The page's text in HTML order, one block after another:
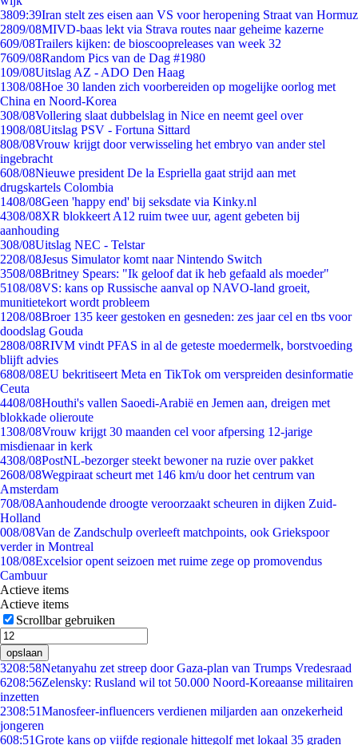
3809:39Iran stelt zes eisen aan VS voor heropening Straat van Hormuz
2809/08MIVD-baas lekt via Strava routes naar geheime kazerne
609/08Trailers kijken: de bioscoopreleases van week 32
7609/08Random Pics van de Dag #1980
109/08Uitslag AZ - ADO Den Haag
1308/08Hoe 30 landen zich voorbereiden op mogelijke oorlog met
China en Noord-Korea
308/08Vollering slaat dubbelslag in Nice en neemt geel over
1908/08Uitslag PSV - Fortuna Sittard
808/08Vrouw krijgt door verwisseling het embryo van ander stel
ingebracht
608/08Nieuwe president De la Espriella gaat strijd aan met
drugskartels Colombia
1408/08Geen 'happy end' bij seksdate via Kinky.nl
4308/08XR blokkeert A12 ruim twee uur, agent gebeten bij
aanhouding
308/08Uitslag NEC - Telstar
2208/08Jesus Simulator komt naar Nintendo Switch
3508/08Britney Spears: "Ik geloof dat ik heb gefaald als moeder"
5108/08VS: kans op Russische aanval op NAVO-land groeit,
munitietekort wordt probleem
1208/08Broer 135 keer gestoken en gesneden: zes jaar cel en tbs voor
doodslag Gouda
2808/08RIVM vindt PFAS in al de geteste moedermelk, borstvoeding
blijft advies
6808/08EU bekritiseert Meta en TikTok om verspreiden desinformatie
Ceuta
4408/08Houthi's vallen Saoedi-Arabië en Jemen aan, dreigen met
blokkade olieroute
1308/08Vrouw krijgt 30 maanden cel voor afpersing 12-jarige
misdienaar in kerk
4308/08PostNL-bezorger steekt bewoner na ruzie over pakket
2608/08Wegpiraat scheurt met 146 km/u door het centrum van
Amsterdam
708/08Aanhoudende droogte veroorzaakt scheuren in dijken Zuid-
Holland
008/08Van de Zandschulp overleeft matchpoints, ook Griekspoor
verder in Montreal
108/08Excelsior opent seizoen met ruime zege op promovendus
Cambuur
Actieve items
Actieve items
Scrollbar gebruiken
opslaan
3208:58Netanyahu zet streep door Gaza-plan van Trumps Vredesraad
6208:56Zelensky: Rusland wil tot 50.000 Noord-Koreaanse militairen
inzetten
2308:51Manosfeer-influencers verdienen miljarden aan onzekerheid
jongeren
608:51Grote kans op vijfde regionale hittegolf met lokaal 35 graden